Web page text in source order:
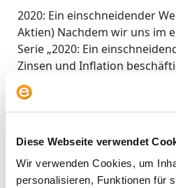
Diese Webseite verwendet
Wir verwenden Cookies, um
personalisieren, Funktionen für
2020: Ein einschneidender
Aktien) Nachdem wir uns im
Serie „2020: Ein
Zinsen und Inflation
wir diesmal die Situation an
Dabei werden wir uns
Phänomen der FAANG-Aktien
Value Investoren, also
Weiterlesen »